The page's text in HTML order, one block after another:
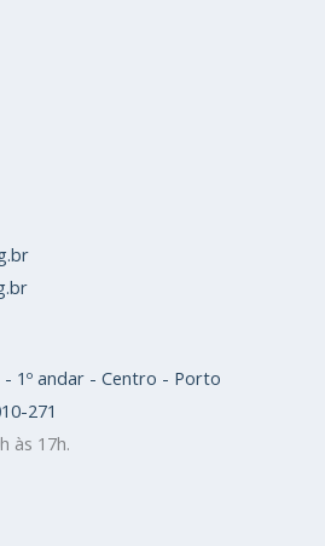
- 1º andar - Centro - Porto
271
às 17h.